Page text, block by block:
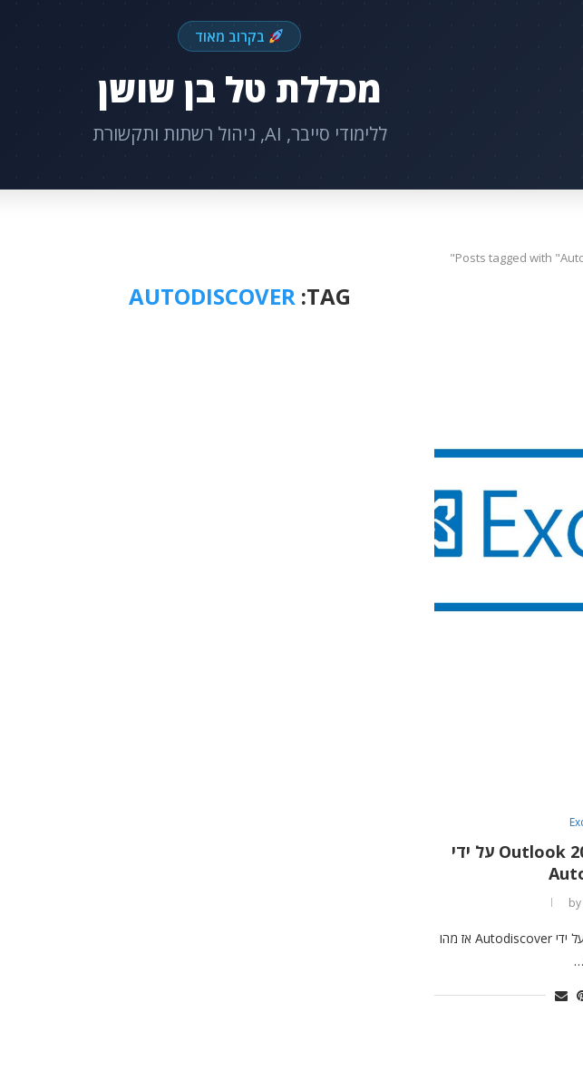
בקרוב מאוד
מכללת טל בן שושן
ללימודי סייבר, AI, ניהול רשתות ותקשורת
Posts tagged with
TAG:
AUTODISCOVER
התחברות ראשונית ל2013 Outlook על ידי
by
התחברות ראשונית ל2013 Outlook על ידי Autodiscover אז מהו